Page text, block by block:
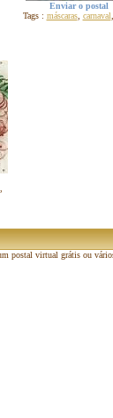
Enviar o postal
Tags : máscaras, carnaval
postal virtual grátis ou